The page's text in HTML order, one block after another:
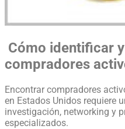
Cómo identificar
compradores
Encontrar compradores
en Estados Unidos requiere
investigación, networking y
especializados.